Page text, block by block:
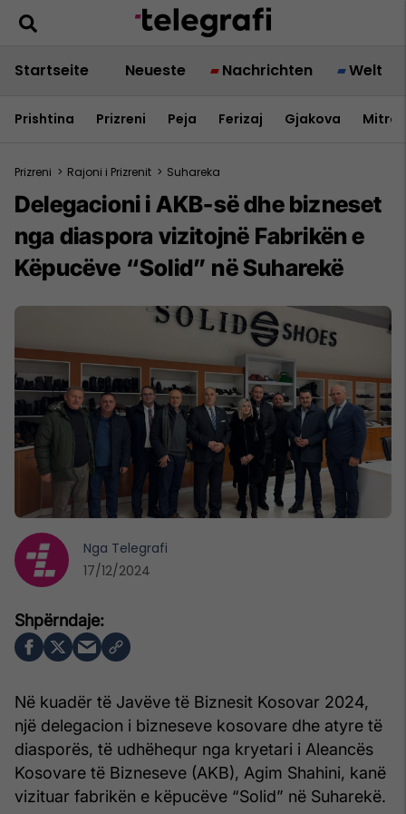
Startseite Neueste Nachrichten Welt
Prishtina Prizreni Peja Ferizaj Gjakova
Prizreni > Rajoni i Prizrenit > Suhareka
Delegacioni i AKB-së dhe bizneset
nga diaspora vizitojnë Fabrikën e
Këpucëve “Solid” në Suharekë
Në kuadër të Javëve të Biznesit Kosovar 2024,
një delegacion i bizneseve kosovare dhe atyre të
diasporës, të udhëhequr nga kryetari i Aleancës
Kosovare të Bizneseve (AKB), Agim Shahini, kanë
vizituar fabrikën e këpucëve “Solid” në Suharekë.
Nga Telegrafi
17/12/2024